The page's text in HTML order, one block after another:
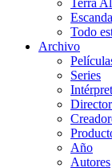
Terra
Todo
Archivo
Series
Año
Autores